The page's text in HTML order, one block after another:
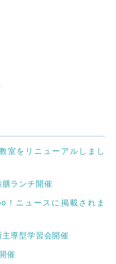
室をリニューアルしまし
ランチ開催
！ニュースに掲載されま
導型学習会開催
催